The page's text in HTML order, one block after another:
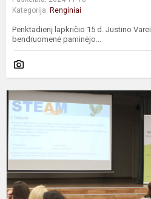
Kategorija: Renginiai
Penktadienį lapkričio 15 d. Justino
bendruomenė paminėjo...